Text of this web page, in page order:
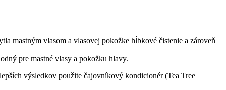
mastným vlasom a vlasovej pokožke hĺbkové čistenie a zároveň
pre mastné vlasy a pokožku hlavy.
výsledkov použite čajovníkový kondicionér (Tea Tree